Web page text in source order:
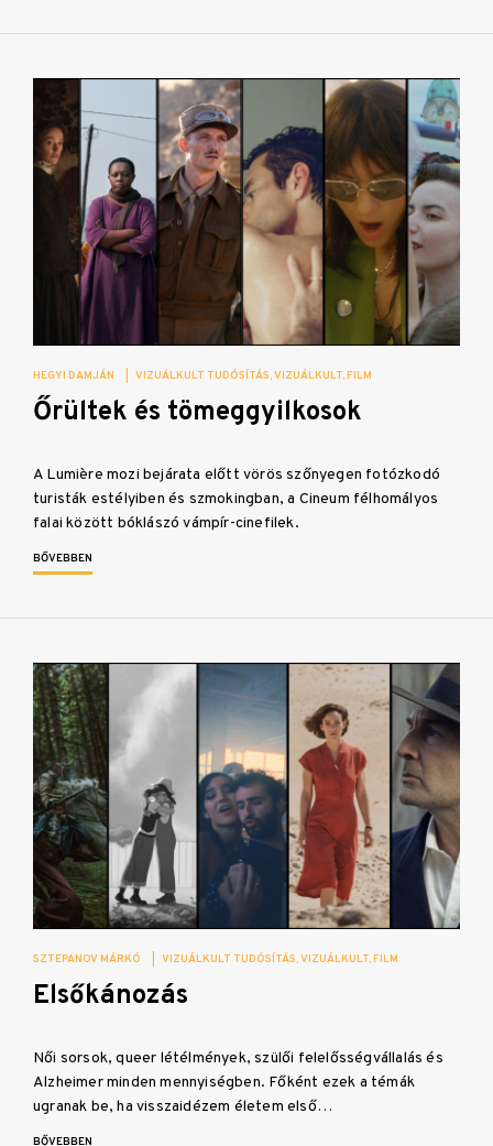
HEGYI DAMJÁN VIZUÁLKULT TUDÓSÍTÁS VIZUÁLKULT FILM
Őrültek és tömeggyilkosok
A Lumière mozi bejárata előtt vörös szőnyegen fotózkodó
turisták estélyiben és szmokingban, a Cineum félhomályos
falai között bóklászó vámpír-cinefilek.
BŐVEBBEN
SZTEPANOV MÁRKÓ VIZUÁLKULT TUDÓSÍTÁS VIZUÁLKULT FILM
Elsőkánozás
Női sorsok, queer létélmények, szülői felelősségvállalás és
Alzheimer minden mennyiségben. Főként ezek a témák
ugranak be, ha visszaidézem életem első…
BŐVEBBEN